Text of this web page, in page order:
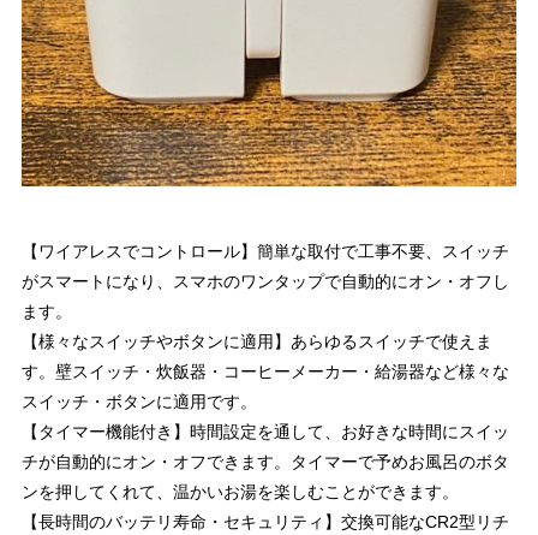
【ワイアレスでコントロール】簡単な取付で工事不要、スイッチ
がスマートになり、スマホのワンタップで自動的にオン・オフし
ます。
【様々なスイッチやボタンに適用】あらゆるスイッチで使えま
す。壁スイッチ・炊飯器・コーヒーメーカー・給湯器など様々な
スイッチ・ボタンに適用です。
【タイマー機能付き】時間設定を通して、お好きな時間にスイッ
チが自動的にオン・オフできます。タイマーで予めお風呂のボタ
ンを押してくれて、温かいお湯を楽しむことができます。
【長時間のバッテリ寿命・セキュリティ】交換可能なCR2型リチ